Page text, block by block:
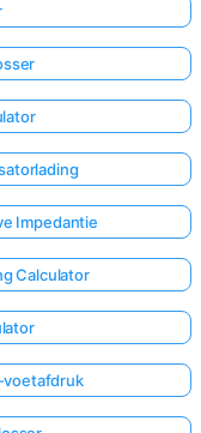
Impedantie
Calculator
voetafdruk